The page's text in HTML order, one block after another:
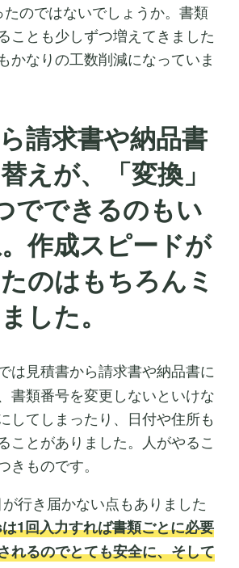
たのではないでしょうか。書類
ことも少しずつ増えてきました
かなりの工数削減になっていま
請求書や納品書
えが、「変換」
でできるのもい
作成スピードが
のはもちろんミ
した。
は見積書から請求書や納品書に
書類番号を変更しないといけな
してしまったり、日付や住所も
ことがありました。人がやるこ
きものです。
行き届かない点もありました
1回入力すれば書類ごとに必要
れるのでとても安全に、そして